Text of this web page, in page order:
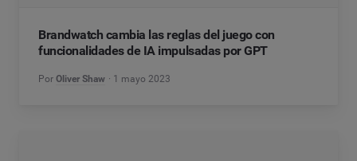
Brandwatch cambia las reglas del juego con
funcionalidades de IA impulsadas por GPT
Por Oliver Shaw 1 mayo 2023